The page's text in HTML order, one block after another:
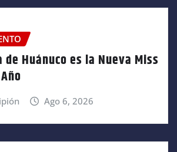
de Huánuco es la Nueva Miss
Ago 6, 2026